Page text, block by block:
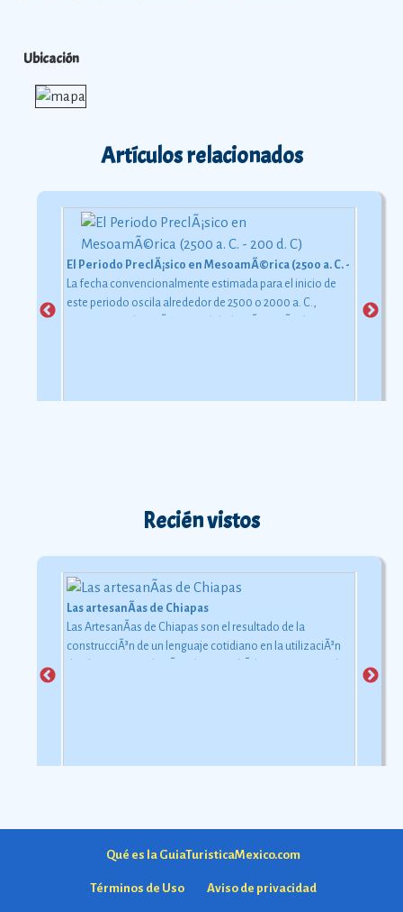
Ubicación
Artículos relacionados
El Periodo PreclÃ¡sico en MesoamÃ©rica (2500 a. C. - 200 d. C)
La fecha convencionalmente estimada para el inicio de
este periodo oscila alrededor de 2500 o 2000 a. C.,
Recién vistos
Las artesanÃ­as de Chiapas
Las ArtesanÃ­as de Chiapas son el resultado de la
construcciÃ³n de un lenguaje cotidiano en la utilizaciÃ³n
Qué es la GuiaTuristicaMexico.com
Términos de Uso Aviso de privacidad